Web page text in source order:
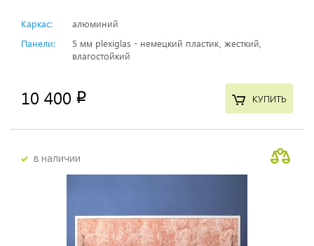
Каркас:
алюминий
Панели:
5 мм plexiglas - немецкий пластик, жесткий,
влагостойкий
10 400 p КУПИТЬ
в наличии